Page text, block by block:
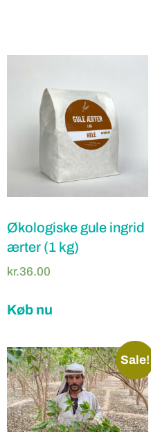
Økologiske gule ingrid
ærter (1 kg)
kr.36.00
Køb nu
Sale!